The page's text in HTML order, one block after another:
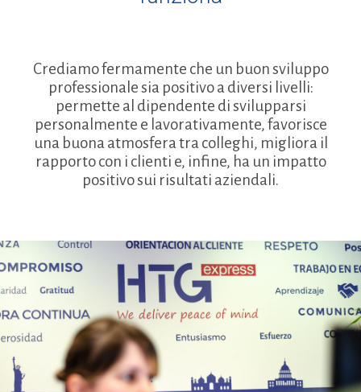
Crediamo fermamente che un buon sviluppo
professionale sia positivo a diversi livelli:
permette al dipendente di svilupparsi
personalmente e lavorativamente, favorisce
una buona atmosfera tra colleghi, migliora il
rapporto con i clienti e, infine, ha un impatto
positivo sui risultati aziendali.